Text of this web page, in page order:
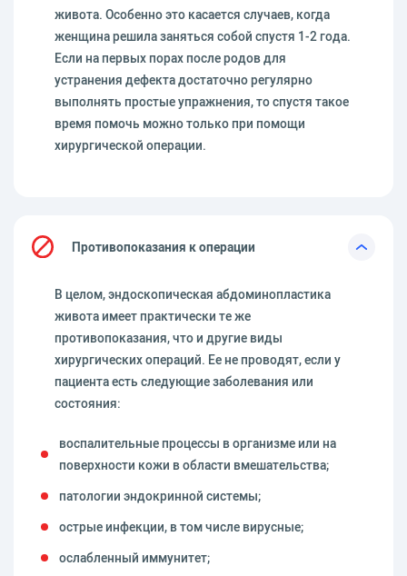
живота. Особенно это касается случаев, когда
женщина решила заняться собой спустя 1-2 года.
Если на первых порах после родов для
устранения дефекта достаточно регулярно
выполнять простые упражнения, то спустя такое
время помочь можно только при помощи
хирургической операции.
Противопоказания к операции
В целом, эндоскопическая абдоминопластика
живота имеет практически те же
противопоказания, что и другие виды
хирургических операций. Ее не проводят, если у
пациента есть следующие заболевания или
состояния:
воспалительные процессы в организме или на
поверхности кожи в области вмешательства;
патологии эндокринной системы;
острые инфекции, в том числе вирусные;
ослабленный иммунитет;